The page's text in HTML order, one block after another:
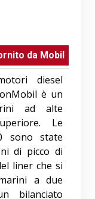
da Mobil
diesel
è un
ad alte
Le
sono state
di picco di
liner che si
a due
bilanciato